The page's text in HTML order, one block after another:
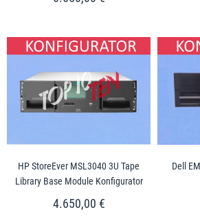
HP StoreEver MSL3040 3U Tape
Library Base Module Konfigurator
4.650,00 €
Dell